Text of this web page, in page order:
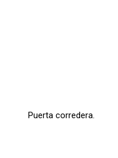
Puerta corredera.